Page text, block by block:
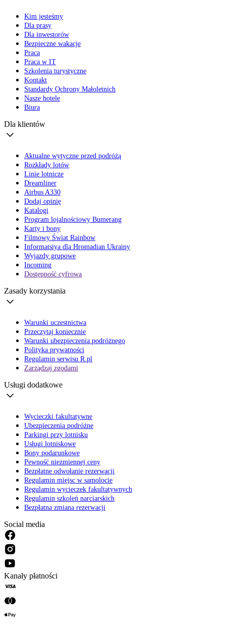
Kim jesteśmy
Dla prasy
Dla inwestorów
Bezpieczne wakacje
Praca
Praca w IT
Szkolenia turystyczne
Kontakt
Standardy Ochrony Małoletnich
Nasze hotele
Biura
Dla klientów
Aktualne wytyczne przed podróżą
Rozkłady lotów
Linie lotnicze
Dreamliner
Airbus A330
Dodaj opinię
Katalogi
Program lojalnościowy Bumerang
Karty i bony
Filmowy Świat Rainbow
Informatsiya dla Hromadian Ukrainy
Wyjazdy grupowe
Incoming
Dostępność cyfrowa
Zasady korzystania
Warunki uczestnictwa
Przeczytaj koniecznie
Warunki ubezpieczenia podróżnego
Polityka prywatności
Regulamin serwisu R.pl
Zarządzaj zgodami
Usługi dodatkowe
Wycieczki fakultatywne
Ubezpieczenia podróżne
Parkingi przy lotnisku
Usługi lotniskowe
Bony podarunkowe
Pewność niezmiennej ceny
Bezpłatne odwołanie rezerwacji
Regulamin miejsc w samolocie
Regulamin wycieczek fakultatywnych
Regulamin szkoleń narciarskich
Bezpłatna zmiana rezerwacji
Social media
Kanały płatności